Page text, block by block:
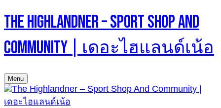
The Highlandner – Sport Shop And
Community | เดอะไฮแลนด์เน้อ
Menu